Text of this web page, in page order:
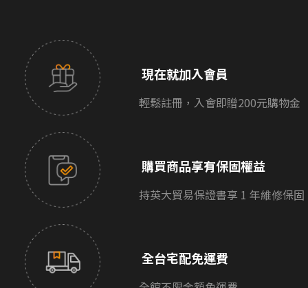
現在就加入會員
輕鬆註冊，入會即贈200元購物金
購買商品享有保固權益
持英大貿易保證書享 1 年維修保固
全台宅配免運費